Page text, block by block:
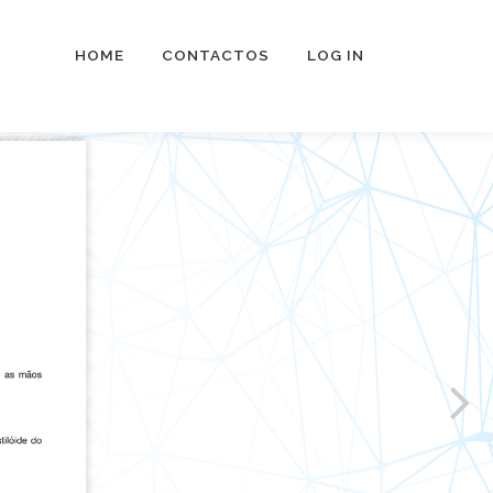
HOME CONTACTOS LOG IN